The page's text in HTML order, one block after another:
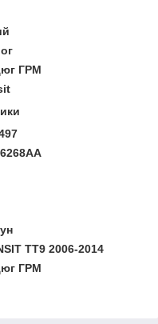
ГРМ
TT9 2006-2014
ГРМ